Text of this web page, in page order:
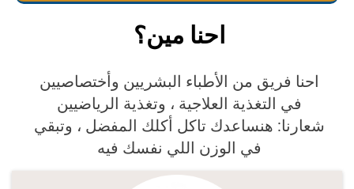
احنا مين؟
احنا فريق من الأطباء البشريين وأختصاصيين
في التغذية العلاجية ، وتغذية الرياضيين
شعارنا: هنساعدك تاكل أكلك المفضل ، وتبقي
في الوزن اللي نفسك فيه